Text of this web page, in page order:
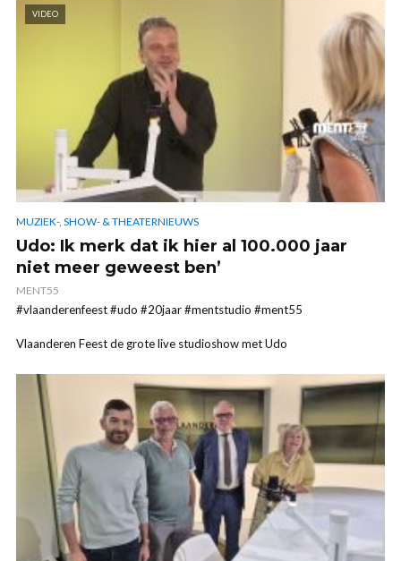
VIDEO
MUZIEK-, SHOW- & THEATERNIEUWS
Udo: Ik merk dat ik hier al 100.000 jaar
niet meer geweest ben’
MENT55
#vlaanderenfeest #udo #20jaar #mentstudio #ment55
Vlaanderen Feest de grote live studioshow met Udo